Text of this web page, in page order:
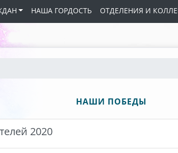
НАША ГОРДОСТЬ ОТДЕЛЕНИЯ И
НАШИ ПОБЕДЫ
2020